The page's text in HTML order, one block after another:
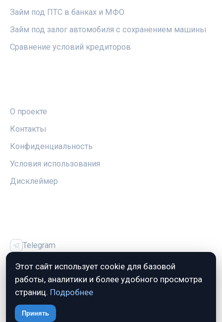
Займ под ПТС в банках и МФО
Займ под залог автомобиля с сохранением машины
Сравнение условий кредиторов
О проекте
Контакты
Конфиденциальность
Условия использования
Дисклеймер
Telegram
Vk
© 2026 Автозалог.Инфо. Все права защищены.
Этот сайт использует cookie для базовой
работы, аналитики и более удобного просмотра
страниц. Подробнее
Принять